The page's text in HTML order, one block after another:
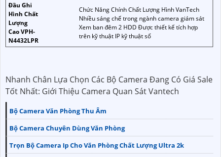
Đầu Ghi
Hình Chất
Lượng
Cao VPH-
N4432LPR
Chức Năng Chính Chất Lượng Hình VanTech
Nhiều sáng chế trong ngành camera giám sát
Xem ban đêm 2 HDD Được thiết kế tích hợp
trên kỹ thuật IP kỹ thuật số
Nhanh Chân Lựa Chọn Các Bộ Camera Đang Có Giá Sale
Tốt Nhất: Giới Thiệu Camera Quan Sát Vantech
Bộ Camera Văn Phòng Thu Âm
Bộ Camera Chuyên Dùng Văn Phòng
Trọn Bộ Camera Ip Cho Văn Phòng Chất Lượng Ultra 2k